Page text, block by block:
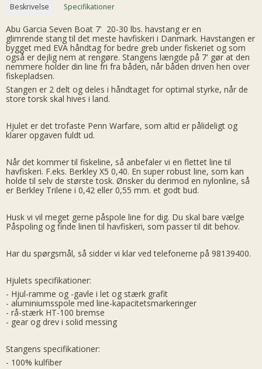
Beskrivelse Specifikationer
Abu Garcia Seven Boat 7' 20-30 lbs. havstang er en
glimrende stang til det meste havfiskeri i Danmark. Havstangen er
bygget med EVA håndtag for bedre greb under fiskeriet og som
også er dejlig nem at rengøre. Stangens længde på 7' gør at den
nemmere holder din line fri fra båden, når båden driven hen over
fiskepladsen.
Stangen er 2 delt og deles i håndtaget for optimal styrke, når de
store torsk skal hives i land.
Hjulet er det trofaste Penn Warfare, som altid er pålideligt og
klarer opgaven fuldt ud.
Når det kommer til fiskeline, så anbefaler vi en flettet line til
havfiskeri. F.eks. Berkley X5 0,40. En super robust line, som kan
holde til selv de største tosk. Ønsker du derimod en nylonline, så
er Berkley Trilene i 0,42 eller 0,55 mm. et godt bud.
Husk vi vil meget gerne påspole line for dig. Du skal bare vælge
Påspoling og finde linen til havfiskeri, som passer til dit behov.
Har du spørgsmål, så sidder vi klar ved telefonerne på 98139400.
Hjulets specifikationer:
- Hjul-ramme og -gavle i let og stærk grafit
- aluminiumsspole med line-kapacitetsmarkeringer
- rå-stærk HT-100 bremse
- gear og drev i solid messing
Stangens specifikationer:
- 100% kulfiber